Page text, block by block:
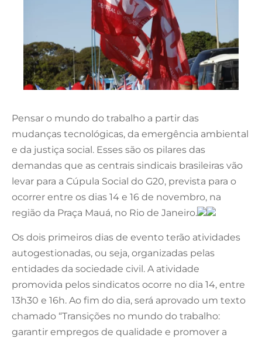
Pensar o mundo do trabalho a partir das
mudanças tecnológicas, da emergência ambiental
e da justiça social. Esses são os pilares das
demandas que as centrais sindicais brasileiras vão
levar para a Cúpula Social do G20, prevista para o
ocorrer entre os dias 14 e 16 de novembro, na
região da Praça Mauá, no Rio de Janeiro.
Os dois primeiros dias de evento terão atividades
autogestionadas, ou seja, organizadas pelas
entidades da sociedade civil. A atividade
promovida pelos sindicatos ocorre no dia 14, entre
13h30 e 16h. Ao fim do dia, será aprovado um texto
chamado “Transições no mundo do trabalho:
garantir empregos de qualidade e promover a